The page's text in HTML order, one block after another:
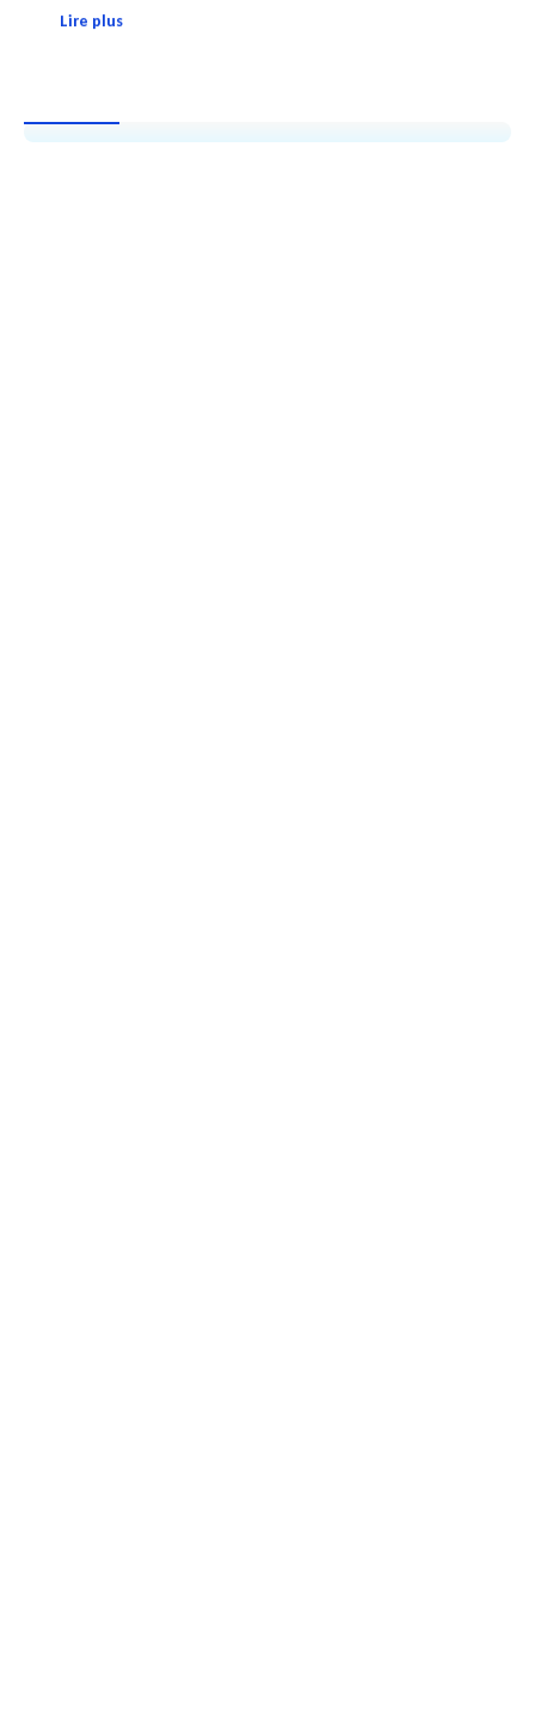
Lire plus